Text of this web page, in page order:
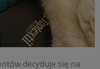
decyduje się na